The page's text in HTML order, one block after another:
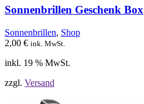
Sonnenbrillen Geschenk Box
Sonnenbrillen, Shop
2,00 € ink. MwSt.
inkl. 19 % MwSt.
zzgl. Versand